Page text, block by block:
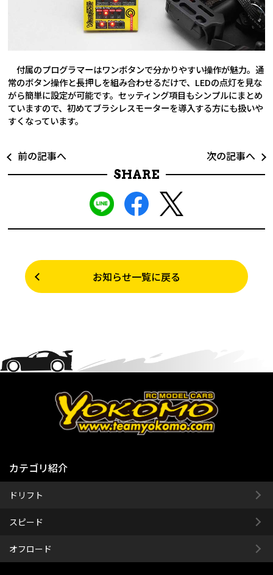
付属のプログラマーはワンボタンで分かりやすい操作が魅力。通
常のボタン操作と長押しを組み合わせるだけで、LEDの点灯を見な
がら簡単に設定が可能です。セッティング項目もシンプルにまとめ
ていますので、初めてブラシレスモーターを導入する方にも扱いや
すくなっています。
前の記事へ
次の記事へ
SHARE
お知らせ一覧に戻る
カテゴリ紹介
ドリフト
スピード
オフロード